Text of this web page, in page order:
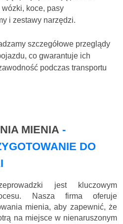
koce, pasy
i zestawy narzędzi.
szczegółowe przeglądy
co gwarantuje ich
podczas transportu
MIENIA -
DO
jest kluczowym
Nasza firma oferuje
mienia, aby zapewnić, że
na miejsce w nienaruszonym